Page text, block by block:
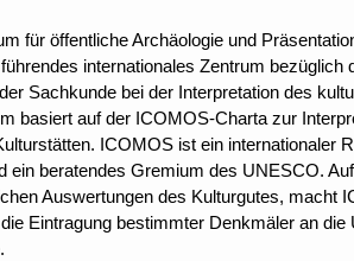
für öffentliche Archäologie und
internationales Zentrum bezüglich
Sachkunde bei der Interpretation des
basiert auf der ICOMOS-Charta zur
ICOMOS ist ein internationaler
ein beratendes Gremium des UNESCO.
Auswertungen des Kulturgutes, macht
Eintragung bestimmter Denkmäler an die